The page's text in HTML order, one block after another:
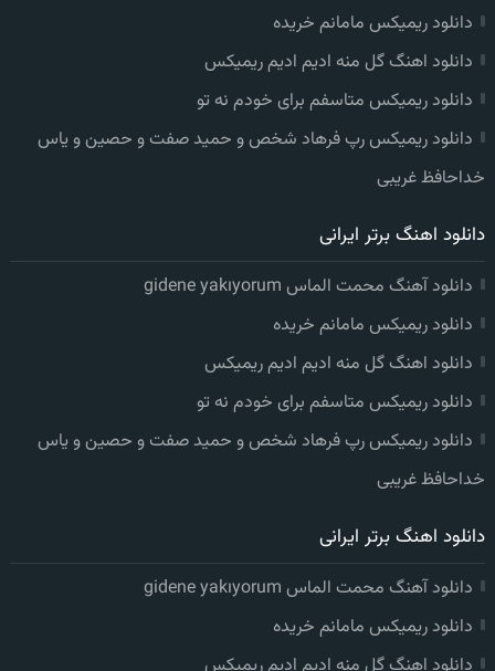
دانلود ریمیکس مامانم خریده
دانلود اهنگ گل منه ادیم ادیم ریمیکس
دانلود ریمیکس متاسفم برای خودم نه تو
دانلود ریمیکس رپ فرهاد شخص و حمید صفت و حصین و یاس
خداحافظ غریبی
دانلود اهنگ برتر ایرانی
دانلود آهنگ محمت الماس gidene yakıyorum
دانلود ریمیکس مامانم خریده
دانلود اهنگ گل منه ادیم ادیم ریمیکس
دانلود ریمیکس متاسفم برای خودم نه تو
دانلود ریمیکس رپ فرهاد شخص و حمید صفت و حصین و یاس
خداحافظ غریبی
دانلود اهنگ برتر ایرانی
دانلود آهنگ محمت الماس gidene yakıyorum
دانلود ریمیکس مامانم خریده